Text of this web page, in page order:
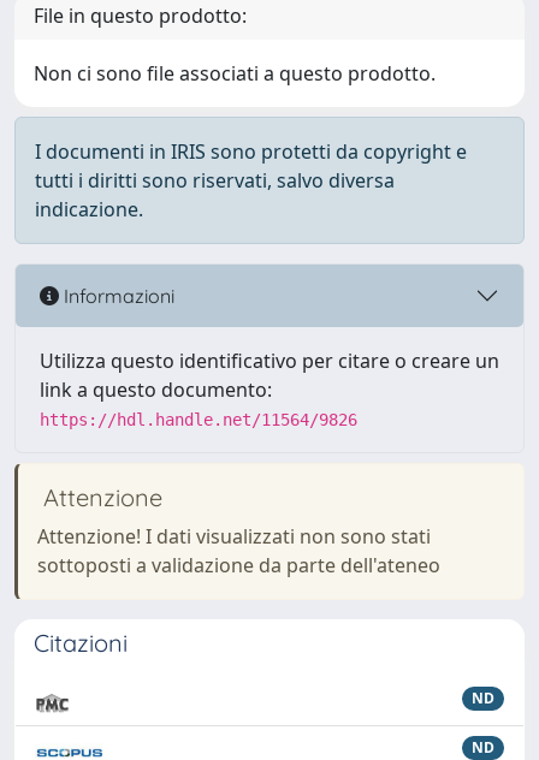
File in questo prodotto:
Non ci sono file associati a questo prodotto.
I documenti in IRIS sono protetti da copyright e
tutti i diritti sono riservati, salvo diversa
indicazione.
Informazioni
Utilizza questo identificativo per citare o creare un
link a questo documento:
https://hdl.handle.net/11564/9826
Attenzione
Attenzione! I dati visualizzati non sono stati
sottoposti a validazione da parte dell'ateneo
Citazioni
ND
ND